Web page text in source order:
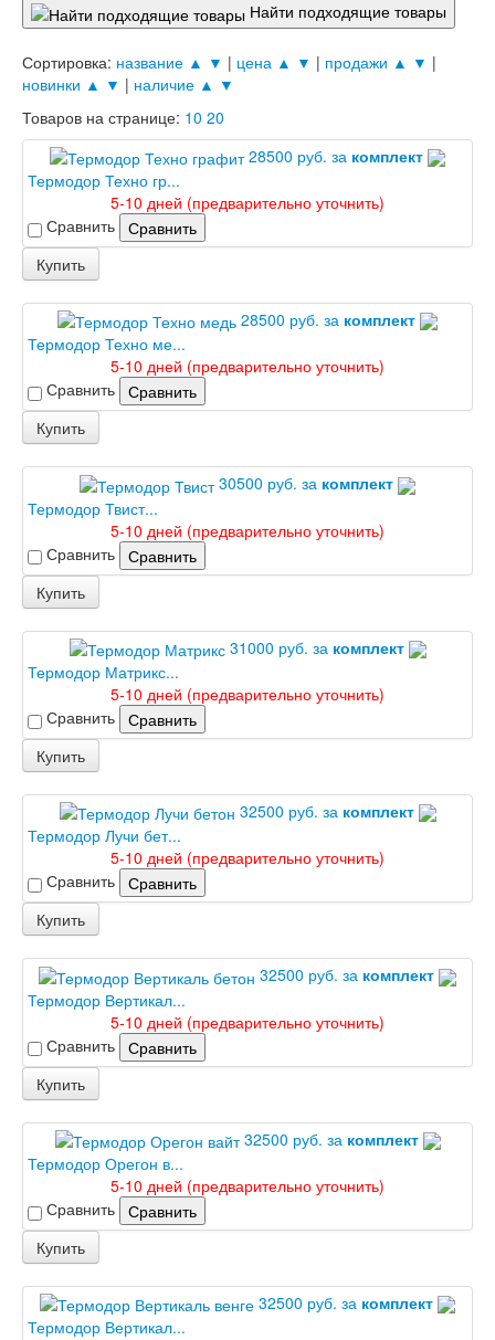
Лабиринт Пиано
Лабиринт Пиано Смарт 2.0
Лабиринт Платинум
Лабиринт Полярис лайт
Лабиринт Роял
Лабиринт Сильвер
Лабиринт Сияна
Лабиринт Скайлаб
Лабиринт Скандия
Лабиринт Смартлаб
Лабиринт Соналаб
Лабиринт Трендо
Лабиринт Тундра Плюс
Лабиринт Урбан
Лабиринт Фрост
Лабиринт Шторм
Двери Интекрон
Интекрон Брайтон Антрацит
Интекрон Вектор
Интекрон Гектор
Интекрон Греция
Интекрон Италия
Интекрон Колизей Белый
Интекрон Неаполь
Интекрон Олимпия
Интекрон Премьера
Интекрон Профит
Интекрон Ронда
Интекрон Спарта Грей
Интекрон Термо
Интекрон Тетра
Интекрон Фараон
Интекрон Форте
Двери Аргус
Тамбурные двери
Межкомнатные двери
Двери Альберо
Альянс
Вест
Графика
Империя
Классика
Лайн
Мегаполис
Скин
Тренд
Двери ВанМарк
Найти подходящие товары
Сортировка: название ▲ ▼ | цена ▲ ▼ | продажи ▲ ▼ |
новинки ▲ ▼ | наличие ▲ ▼
Товаров на странице: 10 20
28500 руб. за комплект
Термодор Техно гр...
5-10 дней (предварительно уточнить)
Сравнить Сравнить
Купить
28500 руб. за комплект
Термодор Техно ме...
5-10 дней (предварительно уточнить)
Сравнить Сравнить
Купить
30500 руб. за комплект
Термодор Твист...
5-10 дней (предварительно уточнить)
Сравнить Сравнить
Купить
31000 руб. за комплект
Термодор Матрикс...
5-10 дней (предварительно уточнить)
Сравнить Сравнить
Купить
32500 руб. за комплект
Термодор Лучи бет...
5-10 дней (предварительно уточнить)
Сравнить Сравнить
Купить
32500 руб. за комплект
Термодор Вертикал...
5-10 дней (предварительно уточнить)
Сравнить Сравнить
Купить
32500 руб. за комплект
Термодор Орегон в...
5-10 дней (предварительно уточнить)
Сравнить Сравнить
Купить
32500 руб. за комплект
Термодор Вертикал...